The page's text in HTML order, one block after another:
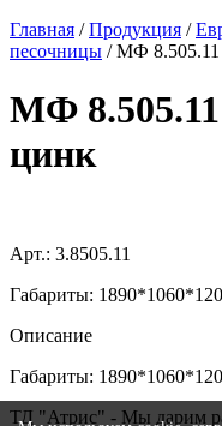
Главная /Продукция /
песочницы /МФ
МФ
цинк
Арт.: 3.8505.11
Габариты:
Описание
Габариты:
ТД "Атрис" - Мы дарим